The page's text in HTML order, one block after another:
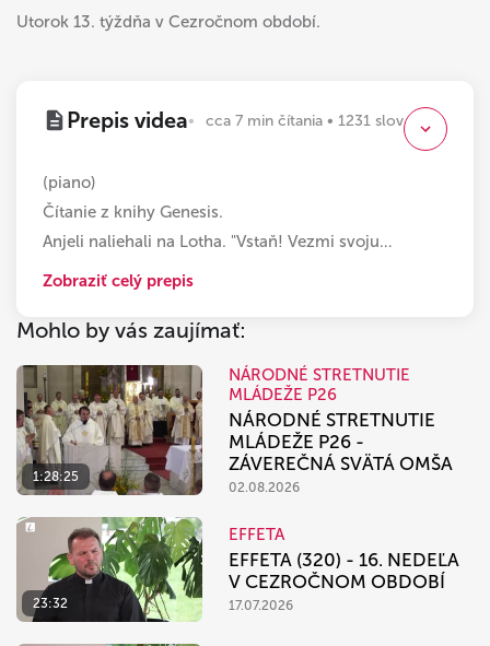
Utorok 13. týždňa v Cezročnom období.
Prepis videa cca 7 min čítania • 1231 slov
(piano)
Čítanie z knihy Genesis.
Anjeli naliehali na Lotha. "Vstaň! Vezmi svoju…
Zobraziť celý prepis
Mohlo by vás zaujímať:
1:28:25
NÁRODNÉ STRETNUTIE
MLÁDEŽE P26
NÁRODNÉ STRETNUTIE
MLÁDEŽE P26 -
ZÁVEREČNÁ SVÄTÁ OMŠA
02.08.2026
23:32
EFFETA
EFFETA (320) - 16. NEDEĽA
V CEZROČNOM OBDOBÍ
17.07.2026